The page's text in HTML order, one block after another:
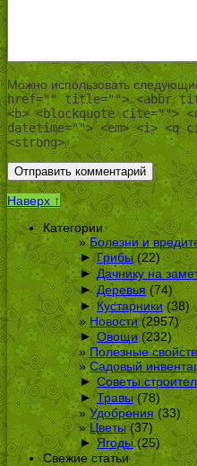
Можно использовать
href="" title=""> <abbr
<b> <blockquote cite="">
datetime=""> <em> <i> <q
<strong>
Наверх ↑
Категории
Болезни и
► Грибы(22)
► Дачнику на
► Деревья (74)
► Кустарники (38)
Новости(2957)
► Овощи(232)
Полезные
Садовый
► Советы
► Травы(78)
Удобрения (33)
Цветы(37)
► Ягоды(25)
Свежие статьи